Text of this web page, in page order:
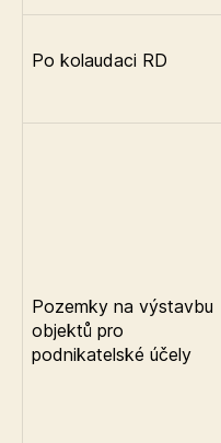
Po kolaudaci RD
Pozemky na výstavbu
objektů pro
podnikatelské účely